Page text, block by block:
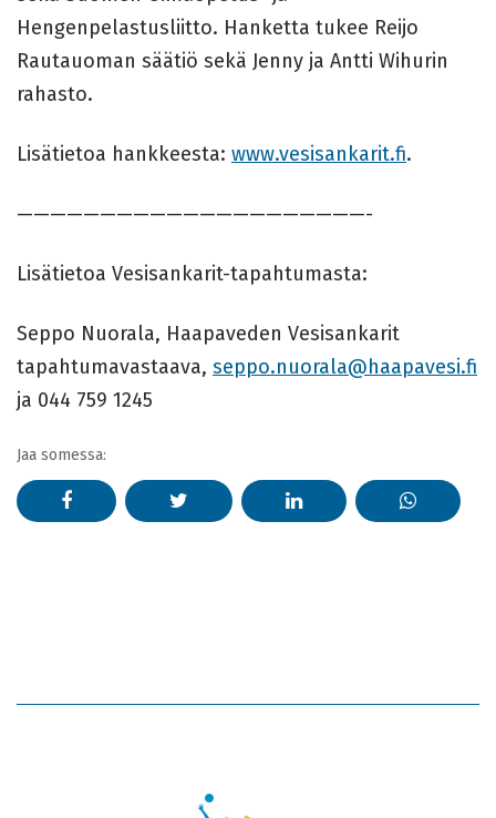
Hengenpelastusliitto. Hanketta tukee Reijo
Rautauoman säätiö sekä Jenny ja Antti Wihurin
rahasto.
Lisätietoa hankkeesta: www.vesisankarit.fi.
—————————————————————-
Lisätietoa Vesisankarit-tapahtumasta:
Seppo Nuorala, Haapaveden Vesisankarit
tapahtumavastaava, seppo.nuorala@haapavesi.fi
ja 044 759 1245
Jaa somessa: